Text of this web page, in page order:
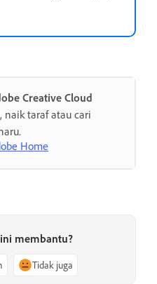
Creative Cloud
naik taraf atau cari
Home
membantu?
Tidak juga